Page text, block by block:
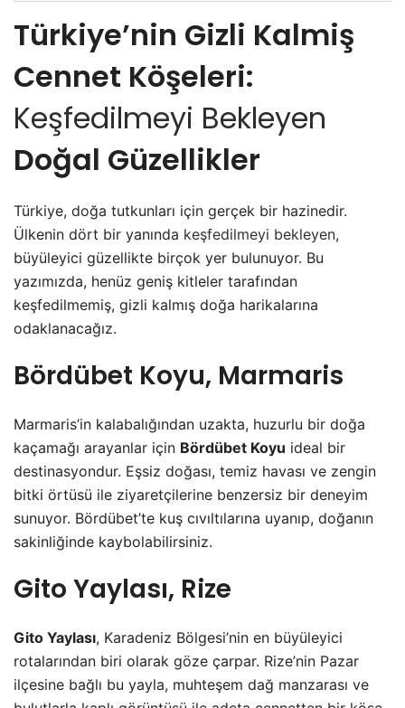
Türkiye’nin Gizli Kalmiş
Cennet Köşeleri:
Keşfedilmeyi Bekleyen
Doğal Güzellikler
Türkiye, doğa tutkunları için gerçek bir hazinedir.
Ülkenin dört bir yanında keşfedilmeyi bekleyen,
büyüleyici güzellikte birçok yer bulunuyor. Bu
yazımızda, henüz geniş kitleler tarafından
keşfedilmemiş, gizli kalmış doğa harikalarına
odaklanacağız.
Bördübet Koyu, Marmaris
Marmaris’in kalabalığından uzakta, huzurlu bir doğa
kaçamağı arayanlar için Bördübet Koyu ideal bir
destinasyondur. Eşsiz doğası, temiz havası ve zengin
bitki örtüsü ile ziyaretçilerine benzersiz bir deneyim
sunuyor. Bördübet’te kuş cıvıltılarına uyanıp, doğanın
sakinliğinde kaybolabilirsiniz.
Gito Yaylası, Rize
Gito Yaylası, Karadeniz Bölgesi’nin en büyüleyici
rotalarından biri olarak göze çarpar. Rize’nin Pazar
ilçesine bağlı bu yayla, muhteşem dağ manzarası ve